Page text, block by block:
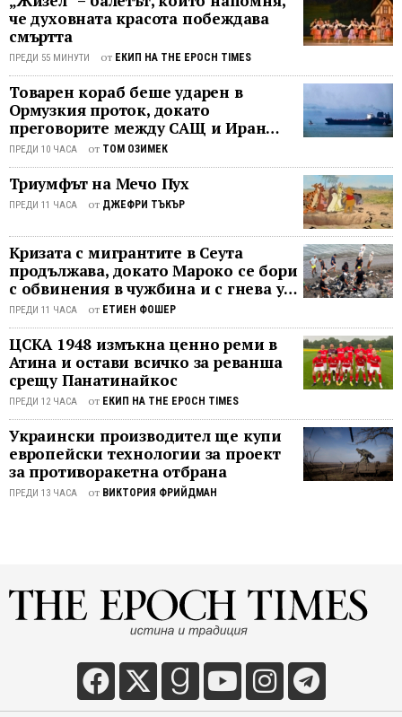
Зиенц
също
управа замени директора на
местната здравна комисия, без да ...
действията на Китай. Той каза, че
Китай се опитва "да преобърне
световния пазар за предпазни
големи количества маски, ръкавици,
очила, респиратори от целия свят,
когато страните все още бяха в
опасността от вируса." Според
обявените на 7 март официални
митнически данни ...
че духовната красота побеждава
смъртта
ПРЕДИ 55 МИНУТИ от ЕКИП НА THE EPOCH TIMES
Товарен кораб беше ударен в
Ормузкия проток, докато
преговорите между САЩ и Иран
останаха в безизходица
ПРЕДИ 10 ЧАСА от ТОМ ОЗИМЕК
Триумфът на Мечо Пух
ПРЕДИ 11 ЧАСА от ДЖЕФРИ ТЪКЪР
Кризата с мигрантите в Сеута
продължава, докато Мароко се бори
с обвинения в чужбина и с гнева у
дома
ПРЕДИ 11 ЧАСА от ЕТИЕН ФОШЕР
ЦСКА 1948 измъкна ценно реми в
Атина и остави всичко за реванша
срещу Панатинайкос
ПРЕДИ 12 ЧАСА от ЕКИП НА THE EPOCH TIMES
Украински производител ще купи
европейски технологии за проект
за противоракетна отбрана
ПРЕДИ 13 ЧАСА от ВИКТОРИЯ ФРИЙДМАН